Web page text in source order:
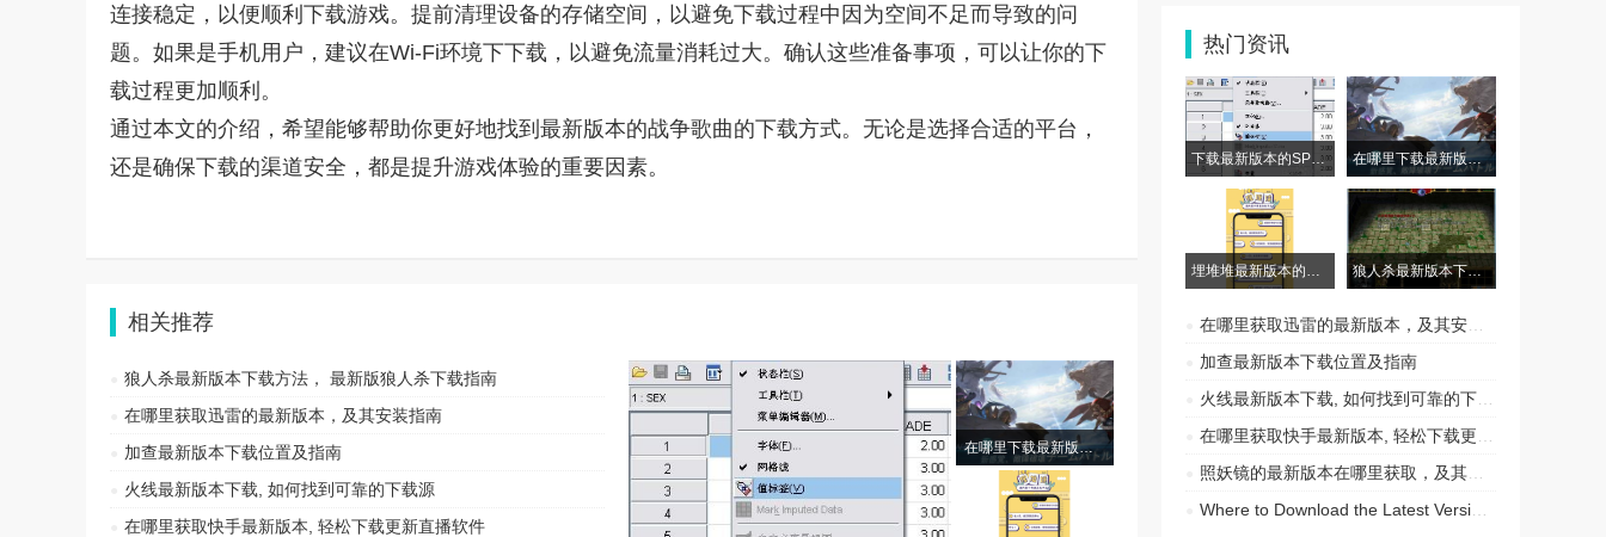
连接稳定，以便顺利下载游戏。提前清理设备的存储空间，以避免下载过程中因为空间不足而导致的问
题。如果是手机用户，建议在Wi-Fi环境下下载，以避免流量消耗过大。确认这些准备事项，可以让你的下
载过程更加顺利。
通过本文的介绍，希望能够帮助你更好地找到最新版本的战争歌曲的下载方式。无论是选择合适的平台，
还是确保下载的渠道安全，都是提升游戏体验的重要因素。
相关推荐
在哪里下载最新版本的战争歌曲
狼人杀最新版本下载方法， 最新版狼人杀下载指南
在哪里获取迅雷的最新版本，及其安装指南
加查最新版本下载位置及指南
火线最新版本下载, 如何找到可靠的下载源
在哪里获取快手最新版本, 轻松下载更新直播软件
热门资讯
下载最新版本的SPSS软件，获取数据分析工具的最佳选择 在哪里下载最新版本的战争歌曲
埋堆堆最新版本的下载地址与获取方式, 提升您的使用体验 狼人杀最新版本下载方法， 最新版狼人杀下载指南
在哪里获取迅雷的最新版本，及其安装指南
加查最新版本下载位置及指南
火线最新版本下载, 如何找到可靠的下载源
在哪里获取快手最新版本, 轻松下载更新直播软件
照妖镜的最新版本在哪里获取，及其使用技巧
Where to Download the Latest Version of the App